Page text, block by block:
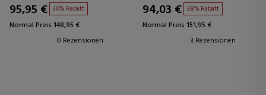
95,95 € 36% Rabatt
Normal Preis 148,95 €
0 Rezensionen
94,03 € 38% Rabatt
Normal Preis 151,95 €
3 Rezensionen